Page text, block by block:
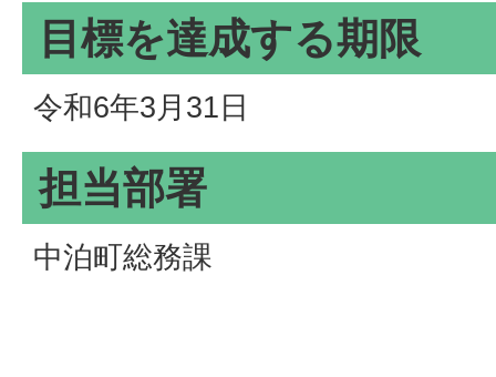
目標を達成する期限
令和6年3月31日
担当部署
中泊町総務課